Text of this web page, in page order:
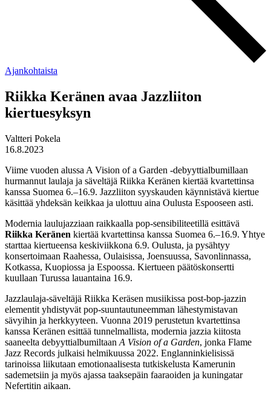
Ajankohtaista
Riikka Keränen avaa Jazzliiton
kiertuesyksyn
Valtteri Pokela
16.8.2023
Viime vuoden alussa A Vision of a Garden -debyyttialbumillaan
hurmannut laulaja ja säveltäjä Riikka Keränen kiertää kvartettinsa
kanssa Suomea 6.–16.9. Jazzliiton syyskauden käynnistävä kiertue
käsittää yhdeksän keikkaa ja ulottuu aina Oulusta Espooseen asti.
Modernia laulujazziaan raikkaalla pop-sensibiliteetillä esittävä
Riikka Keränen kiertää kvartettinsa kanssa Suomea 6.–16.9. Yhtye
starttaa kiertueensa keskiviikkona 6.9. Oulusta, ja pysähtyy
konsertoimaan Raahessa, Oulaisissa, Joensuussa, Savonlinnassa,
Kotkassa, Kuopiossa ja Espoossa. Kiertueen päätöskonsertti
kuullaan Turussa lauantaina 16.9.
Jazzlaulaja-säveltäjä Riikka Keräsen musiikissa post-bop-jazzin
elementit yhdistyvät pop-suuntautuneemman lähestymistavan
sävyihin ja herkkyyteen. Vuonna 2019 perustetun kvartettinsa
kanssa Keränen esittää tunnelmallista, modernia jazzia kiitosta
saaneelta debyyttialbumiltaan A Vision of a Garden, jonka Flame
Jazz Records julkaisi helmikuussa 2022. Englanninkielisissä
tarinoissa liikutaan emotionaalisesta tutkiskelusta Kamerunin
sademetsiin ja myös ajassa taaksepäin faaraoiden ja kuningatar
Nefertitin aikaan.